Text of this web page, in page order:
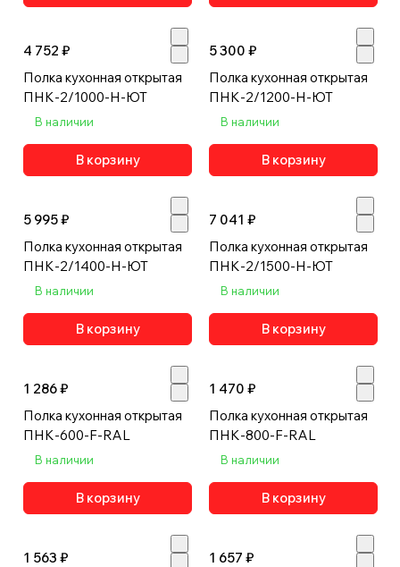
4 752 ₽
Полка кухонная открытая
ПНК-2/1000-Н-ЮТ
В наличии
В корзину
5 300 ₽
Полка кухонная открытая
ПНК-2/1200-Н-ЮТ
В наличии
В корзину
5 995 ₽
Полка кухонная открытая
ПНК-2/1400-Н-ЮТ
В наличии
В корзину
7 041 ₽
Полка кухонная открытая
ПНК-2/1500-Н-ЮТ
В наличии
В корзину
1 286 ₽
Полка кухонная открытая
ПНК-600-F-RAL
В наличии
В корзину
1 470 ₽
Полка кухонная открытая
ПНК-800-F-RAL
В наличии
В корзину
1 563 ₽
1 657 ₽